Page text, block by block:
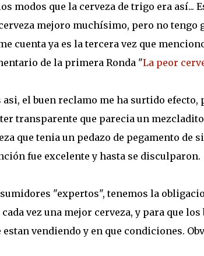
modos que la cerveza de trigo era así...
mejoro muchísimo, pero no tengo
cuenta ya es la tercera vez que
de la primera Ronda "La peor
el buen reclamo me ha surtido efecto,
transparente que parecia un
que tenia un pedazo de pegamento de
fue excelente y hasta se disculparon.
"expertos", tenemos la
vez una mejor cerveza, y para que
estan vendiendo y en que condiciones.